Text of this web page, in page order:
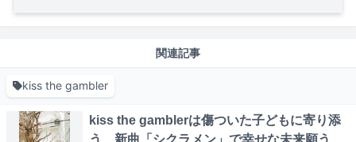
関連記事
kiss the gambler
kiss the gamblerは傷ついた子どもに寄り添